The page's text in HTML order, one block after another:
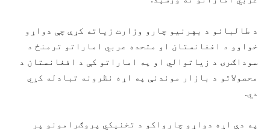
د طالبانو د بهرنیو چارو وزارت زیاته کړې چې دواړو
خواوو د افغانستان او متحده عربي اماراتو ترمنځ د
سوداګرۍ د زیاتوالي او په اماراتو کې د افغانستان د
محصولاتو د بازار موندنې په اړه نظرونه تبادله کړي
دي.
په دې اړه دواړو چارواکو د تخنیکي پروګرامونو پر